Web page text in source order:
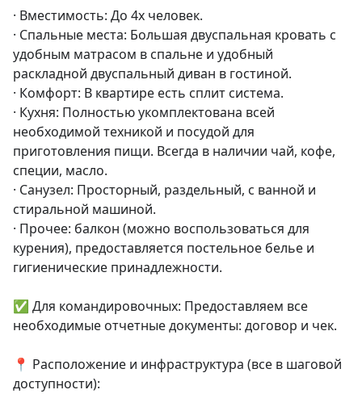
· Вместимость: До 4х человек.
· Спальные места: Большая двуспальная кровать с
удобным матрасом в спальне и удобный
раскладной двуспальный диван в гостиной.
· Комфорт: В квартире есть сплит система.
· Кухня: Полностью укомплектована всей
необходимой техникой и посудой для
приготовления пищи. Всегда в наличии чай, кофе,
специи, масло.
· Санузел: Просторный, раздельный, с ванной и
стиральной машиной.
· Прочее: балкон (можно воспользоваться для
курения), предоставляется постельное белье и
гигиенические принадлежности.
✅ Для командировочных: Предоставляем все
необходимые отчетные документы: договор и чек.
📍 Расположение и инфраструктура (все в шаговой
доступности):